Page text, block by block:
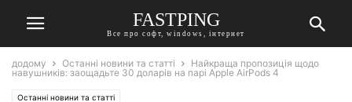
FASTPING
Все про софт, windows, інтернет
додому Останні новини та статті
Найкраща пропозиція щодо
навушників: заощадьте 30 доларів на парі Apple AirPods 4
Останні новини та статті